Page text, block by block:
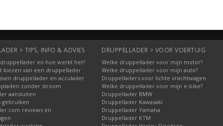
> TIPS, INFO & ADVIES
en hoe werkt het?
kiezen van een druppellader
druppellader en acculader
zonder stroom
aansluiten
gebruiken
reviews en
DRUPPELLADER > VOOR VOERTUIG
Welke druppellader voor mijn motor?
Welke druppellader voor mijn auto?
Druppelladers voor lichte vrachtwagen
Welke druppellader voor mijn e-bike?
Druppellader BMW
Druppellader Kawasaki
Druppellader Yamaha
Druppellader KTM